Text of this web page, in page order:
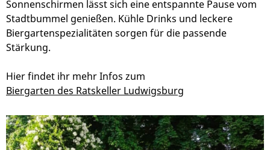
Sonnenschirmen lässt sich eine entspannte Pause vom
Stadtbummel genießen. Kühle Drinks und leckere
Biergartenspezialitäten sorgen für die passende
Stärkung.
Hier findet ihr mehr Infos zum
Biergarten des Ratskeller Ludwigsburg